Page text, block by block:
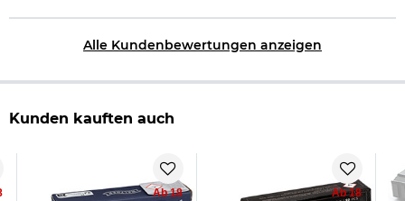
Alle Kundenbewertungen anzeigen
Kunden kauften auch
Ab 18 Ab 18